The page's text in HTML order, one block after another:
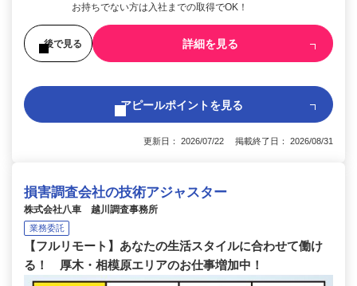
お持ちでない方は入社までの取得でOK！
後で見る 詳細を見る
アピールポイントを見る
更新日： 2026/07/22 掲載終了日： 2026/08/31
損害調査会社の技術アジャスター
株式会社八車 越川調査事務所
業務委託
【フルリモート】あなたの生活スタイルに合わせて働け
る！ 厚木・相模原エリアのお仕事増加中！